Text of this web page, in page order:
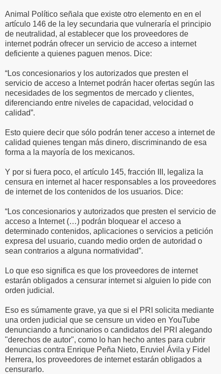
Animal Político señala que existe otro elemento en en el
artículo 146 de la ley secundaria que vulneraría el principio
de neutralidad, al establecer que los proveedores de
internet podrán ofrecer un servicio de acceso a internet
deficiente a quienes paguen menos. Dice:
“Los concesionarios y los autorizados que presten el
servicio de acceso a Internet podrán hacer ofertas según las
necesidades de los segmentos de mercado y clientes,
diferenciando entre niveles de capacidad, velocidad o
calidad”.
Esto quiere decir que sólo podrán tener acceso a internet de
calidad quienes tengan más dinero, discriminando de esa
forma a la mayoría de los mexicanos.
Y por si fuera poco, el artículo 145, fracción III, legaliza la
censura en internet al hacer responsables a los proveedores
de internet de los contenidos de los usuarios. Dice:
“Los concesionarios y autorizados que presten el servicio de
acceso a Internet (…) podrán bloquear el acceso a
determinado contenidos, aplicaciones o servicios a petición
expresa del usuario, cuando medio orden de autoridad o
sean contrarios a alguna normatividad”.
Lo que eso significa es que los proveedores de internet
estarán obligados a censurar internet si alguien lo pide con
orden judicial.
Eso es súmamente grave, ya que si el PRI solicita mediante
una orden judicial que se censure un video en YouTube
denunciando a funcionarios o candidatos del PRI alegando
"derechos de autor", como lo han hecho antes para cubrir
denuncias contra Enrique Peña Nieto, Eruviel Ávila y Fidel
Herrera, los proveedores de internet estarán obligados a
censurarlo.